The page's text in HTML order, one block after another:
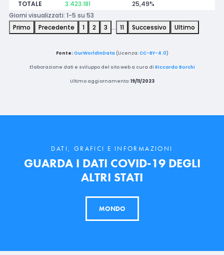
TOTALE 3.423.181
25,49%
Giorni visualizzati: 1-5 su 53
Primo
Precedente 1 2 3 … 11 Successivo Ultimo
Fonte: OurWorldInData (Licenza:CC-BY-4.0)
Elaborazione dati e sviluppo del sito web a cura di Riccardo Borchi
Ultimo aggiornamento:19/11/2023
DATI, GRAFICI E INFORMAZIONI
GUARDA I DATI COVID-19 DEGLI
ALTRI STATI
MONDO